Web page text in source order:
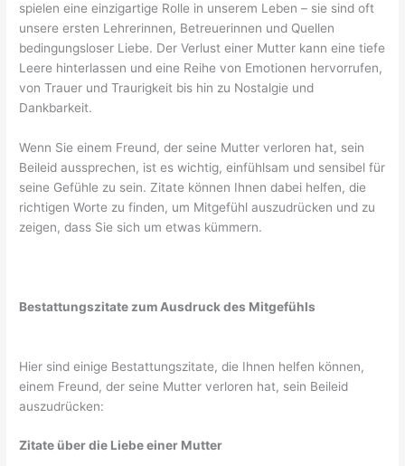
spielen eine einzigartige Rolle in unserem Leben – sie sind oft
unsere ersten Lehrerinnen, Betreuerinnen und Quellen
bedingungsloser Liebe. Der Verlust einer Mutter kann eine tiefe
Leere hinterlassen und eine Reihe von Emotionen hervorrufen,
von Trauer und Traurigkeit bis hin zu Nostalgie und
Dankbarkeit.
Wenn Sie einem Freund, der seine Mutter verloren hat, sein
Beileid aussprechen, ist es wichtig, einfühlsam und sensibel für
seine Gefühle zu sein. Zitate können Ihnen dabei helfen, die
richtigen Worte zu finden, um Mitgefühl auszudrücken und zu
zeigen, dass Sie sich um etwas kümmern.
Bestattungszitate zum Ausdruck des Mitgefühls
Hier sind einige Bestattungszitate, die Ihnen helfen können,
einem Freund, der seine Mutter verloren hat, sein Beileid
auszudrücken:
Zitate über die Liebe einer Mutter